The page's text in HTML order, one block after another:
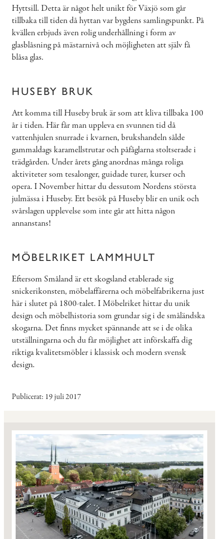
Hyttsill. Detta är något helt unikt för Växjö som går
tillbaka till tiden då hyttan var bygdens samlingspunkt. På
kvällen erbjuds även rolig underhållning i form av
glasblåsning på mästarnivå och möjligheten att själv få
blåsa glas.
HUSEBY BRUK
Att komma till Huseby bruk är som att kliva tillbaka 100
år i tiden. Här får man uppleva en svunnen tid då
vattenhjulen snurrade i kvarnen, brukshandeln sålde
gammaldags karamellstrutar och påfåglarna stoltserade i
trädgården. Under årets gång anordnas många roliga
aktiviteter som tesalonger, guidade turer, kurser och
opera. I November hittar du dessutom Nordens största
julmässa i Huseby. Ett besök på Huseby blir en unik och
svårslagen upplevelse som inte går att hitta någon
annanstans!
MÖBELRIKET LAMMHULT
Eftersom Småland är ett skogsland etablerade sig
snickerikonsten, möbelaffärerna och möbelfabrikerna just
här i slutet på 1800-talet. I Möbelriket hittar du unik
design och möbelhistoria som grundar sig i de småländska
skogarna. Det finns mycket spännande att se i de olika
utställningarna och du får möjlighet att införskaffa dig
riktiga kvalitetsmöbler i klassisk och modern svensk
design.
Publicerat 19 juli 2017